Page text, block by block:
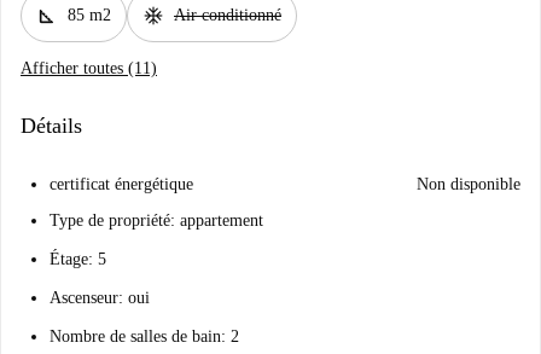
square_foot 85 m2 ac_unit Air conditionné
Afficher toutes (11)
Détails
certificat énergétique
Non disponible
Type de propriété: appartement
Étage: 5
Ascenseur: oui
Nombre de salles de bain: 2